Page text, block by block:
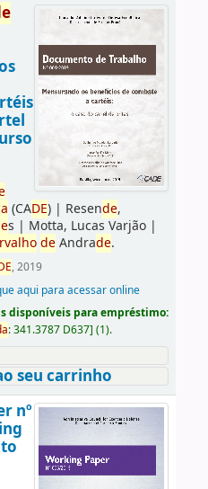
(CADE)| Resende,
s | Motta, Lucas Varjão|
deAndrade.
, 2019
aqui para acessar online
disponíveis para empréstimo:
:341.3787 D637] (1).
seu carrinho
nº